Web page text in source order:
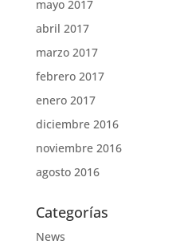
mayo 2017
abril 2017
marzo 2017
febrero 2017
enero 2017
diciembre 2016
noviembre 2016
agosto 2016
Categorías
News